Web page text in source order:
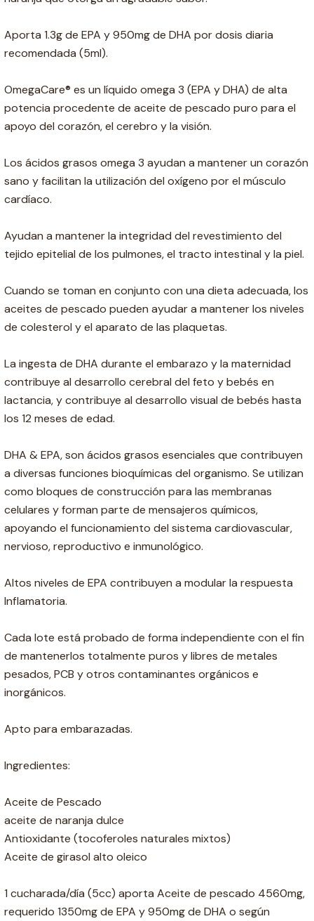
Aporta 1.3g de EPA y 950mg de DHA por dosis diaria
recomendada (5ml).
OmegaCare® es un líquido omega 3 (EPA y DHA) de alta
potencia procedente de aceite de pescado puro para el
apoyo del corazón, el cerebro y la visión.
Los ácidos grasos omega 3 ayudan a mantener un corazón
sano y facilitan la utilización del oxígeno por el músculo
cardíaco.
Ayudan a mantener la integridad del revestimiento del
tejido epitelial de los pulmones, el tracto intestinal y la piel.
Cuando se toman en conjunto con una dieta adecuada, los
aceites de pescado pueden ayudar a mantener los niveles
de colesterol y el aparato de las plaquetas.
La ingesta de DHA durante el embarazo y la maternidad
contribuye al desarrollo cerebral del feto y bebés en
lactancia, y contribuye al desarrollo visual de bebés hasta
los 12 meses de edad.
DHA & EPA, son ácidos grasos esenciales que contribuyen
a diversas funciones bioquímicas del organismo. Se utilizan
como bloques de construcción para las membranas
celulares y forman parte de mensajeros químicos,
apoyando el funcionamiento del sistema cardiovascular,
nervioso, reproductivo e inmunológico.
Altos niveles de EPA contribuyen a modular la respuesta
Inflamatoria.
Cada lote está probado de forma independiente con el fin
de mantenerlos totalmente puros y libres de metales
pesados, PCB y otros contaminantes orgánicos e
inorgánicos.
Apto para embarazadas.
Ingredientes:
Aceite de Pescado
aceite de naranja dulce
Antioxidante (tocoferoles naturales mixtos)
Aceite de girasol alto oleico
1 cucharada/día (5cc) aporta Aceite de pescado 4560mg,
requerido 1350mg de EPA y 950mg de DHA o según